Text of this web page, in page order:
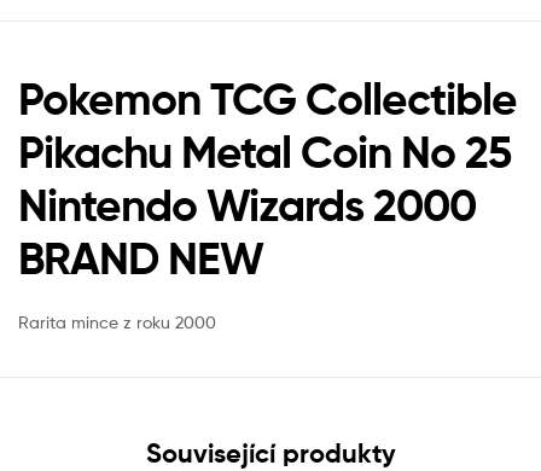
Pokemon TCG Collectible
Pikachu Metal Coin No 25
Nintendo Wizards 2000
BRAND NEW
Rarita mince z roku 2000
Související produkty